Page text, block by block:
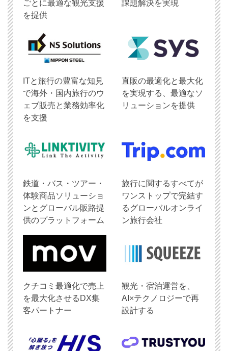
ごとに最適な観光支援
を提供
課題解決を実現
ITと旅行の豊富な知見
で海外・国内旅行のウ
ェブ販売と業務効率化
を支援
直販の最適化と最大化
を実現する、最適なソ
リューションを提供
鉄道・バス・ツアー・
体験商品ソリューショ
ンとグローバル販路提
供のプラットフォーム
旅行に関するすべてが
ワンストップで完結す
るグローバルオンライ
ン旅行会社
クチコミ最適化で売上
を最大化させるDX集
客パートナー
観光・宿泊運営を、
AI×テクノロジーで再
設計する